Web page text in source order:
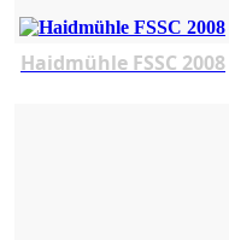
Haidmühle FSSC 2008